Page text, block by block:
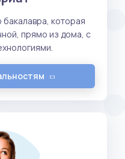
которая
прямо из дома, с